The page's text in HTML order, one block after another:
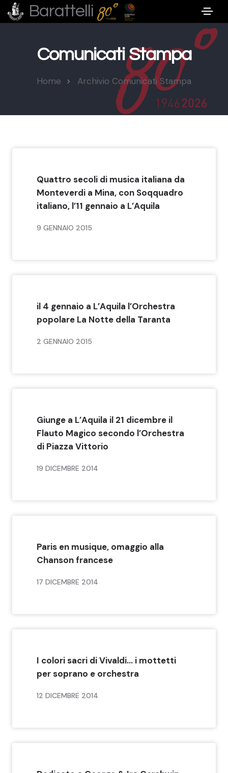
Barattelli
Comunicati Stampa
Home Archivio Comunicati Stampa
Quattro secoli di musica italiana da
Monteverdi a Mina, con Soqquadro
italiano, l’11 gennaio a L’Aquila
9 GENNAIO 2015
il 4 gennaio a L’Aquila l’Orchestra
popolare La Notte della Taranta
2 GENNAIO 2015
Giunge a L’Aquila il 21 dicembre il
Flauto Magico secondo l’Orchestra
di Piazza Vittorio
19 DICEMBRE 2014
Paris en musique, omaggio alla
Chanson francese
17 DICEMBRE 2014
I colori sacri di Vivaldi… i mottetti
per soprano e orchestra
12 DICEMBRE 2014